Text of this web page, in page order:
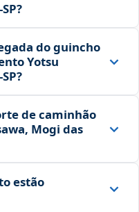
do guincho
Yotsu
de caminhão
Mogi das
estão